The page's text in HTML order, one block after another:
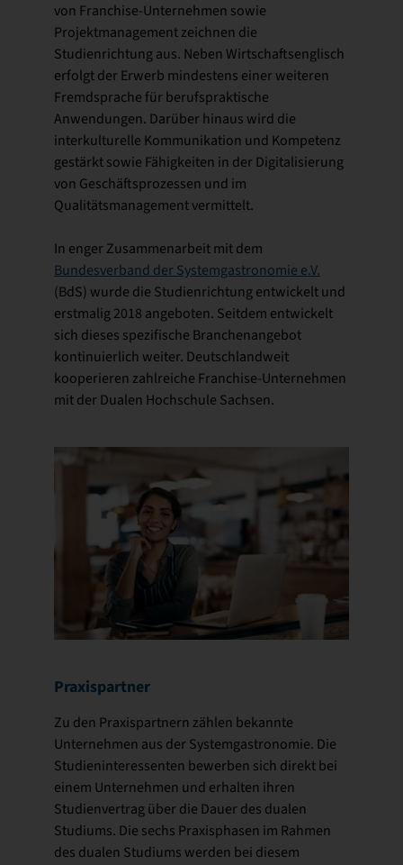
von Franchise-Unternehmen sowie
Projektmanagement zeichnen die
Studienrichtung aus. Neben Wirtschaftsenglisch
erfolgt der Erwerb mindestens einer weiteren
Fremdsprache für berufspraktische
Anwendungen. Darüber hinaus wird die
interkulturelle Kommunikation und Kompetenz
gestärkt sowie Fähigkeiten in der Digitalisierung
von Geschäftsprozessen und im
Qualitätsmanagement vermittelt.
In enger Zusammenarbeit mit dem
Bundesverband der Systemgastronomie e.V.
(BdS) wurde die Studienrichtung entwickelt und
erstmalig 2018 angeboten. Seitdem entwickelt
sich dieses spezifische Branchenangebot
kontinuierlich weiter. Deutschlandweit
kooperieren zahlreiche Franchise-Unternehmen
mit der Dualen Hochschule Sachsen.
Praxispartner
Zu den Praxispartnern zählen bekannte
Unternehmen aus der Systemgastronomie. Die
Studieninteressenten bewerben sich direkt bei
einem Unternehmen und erhalten ihren
Studienvertrag über die Dauer des dualen
Studiums. Die sechs Praxisphasen im Rahmen
des dualen Studiums werden bei diesem